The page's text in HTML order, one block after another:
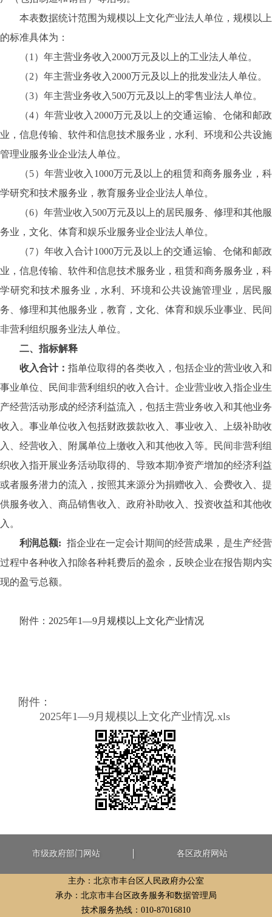
本表数据统计范围为规模以上文化产业法人单位，规模以上
的标准具体为：
（1）年主营业务收入2000万元及以上的工业法人单位。
（2）年主营业务收入2000万元及以上的批发业法人单位。
（3）年主营业务收入500万元及以上的零售业法人单位。
（4）年营业收入2000万元及以上的交通运输、仓储和邮政
业，信息传输、软件和信息技术服务业，水利、环境和公共设施
管理业服务业企业法人单位。
（5）年营业收入1000万元及以上的租赁和商务服务业，科
学研究和技术服务业，教育服务业企业法人单位。
（6）年营业收入500万元及以上的居民服务、修理和其他服
务业，文化、体育和娱乐业服务业企业法人单位。
（7）年收入合计1000万元及以上的交通运输、仓储和邮政
业，信息传输、软件和信息技术服务业，租赁和商务服务业，科
学研究和技术服务业，水利、环境和公共设施管理业，居民服
务、修理和其他服务业，教育，文化、体育和娱乐业事业、民间
非营利组织服务业法人单位。
二、指标解释
收入合计： 指单位取得的各类收入，包括企业的营业收入和
事业单位、民间非营利组织的收入合计。企业营业收入指企业生
产经营活动形成的经济利益流入，包括主营业务收入和其他业务
收入。事业单位收入包括财政拨款收入、事业收入、上级补助收
入、经营收入、附属单位上缴收入和其他收入等。民间非营利组
织收入指开展业务活动取得的、导致本期净资产增加的经济利益
或者服务潜力的流入，按照其来源分为捐赠收入、会费收入、提
供服务收入、商品销售收入、政府补助收入、投资收益和其他收
入。
利润总额: 指企业在一定会计期间的经营成果，是生产经营
过程中各种收入扣除各种耗费后的盈余，反映企业在报告期内实
现的盈亏总额。
附件： 2025年1—9月规模以上文化产业情况
附件：
2025年1—9月规模以上文化产业情况.xls
市级政府部门网站 各区政府网站
主办：北京市丰台区人民政府办公室
承办：北京市丰台区政务服务和数据管理局
技术服务热线：010-87016810